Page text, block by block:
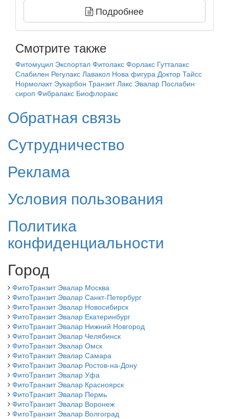
Подробнее
Смотрите также
Фитомуцил Экспортал Фитолакс Форлакс Гутталакс
Слабилен Регулакс Лавакол Нова фигура Доктор Тайсс
Нормолакт Эукарбон Транзит Лакс Эвалар Послабин
сироп Фибралакс Биофлоракс
Обратная связь
Сутрудничество
Реклама
Условия пользования
Политика
конфиденциальности
Город
ФитоТранзит Эвалар Москва
ФитоТранзит Эвалар Санкт-Петербург
ФитоТранзит Эвалар Новосибирск
ФитоТранзит Эвалар Екатеринбург
ФитоТранзит Эвалар Нижний Новгород
ФитоТранзит Эвалар Челябинск
ФитоТранзит Эвалар Омск
ФитоТранзит Эвалар Самара
ФитоТранзит Эвалар Ростов-на-Дону
ФитоТранзит Эвалар Уфа
ФитоТранзит Эвалар Красноярск
ФитоТранзит Эвалар Пермь
ФитоТранзит Эвалар Воронеж
ФитоТранзит Эвалар Волгоград